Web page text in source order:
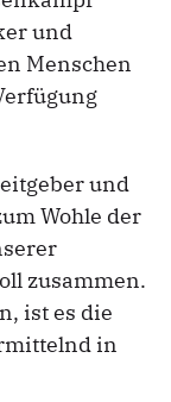
und
Menschen
und
Wohle der
zusammen.
ist es die
in